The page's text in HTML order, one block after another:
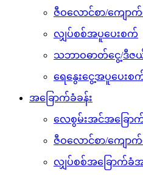
ဇီဝလောင်စာ/ကျောက်
လျှပ်စစ်အပူပေးစက်
သဘာဝဓာတ်ငွေ့/ဒီဇ
ရေနွေးငွေ့အပူပေးစ
အခြောက်ခံခန်း
လေစွမ်းအင်အခြော
ဇီဝလောင်စာ/ကျော
လျှပ်စစ်အခြောက်ခံအ